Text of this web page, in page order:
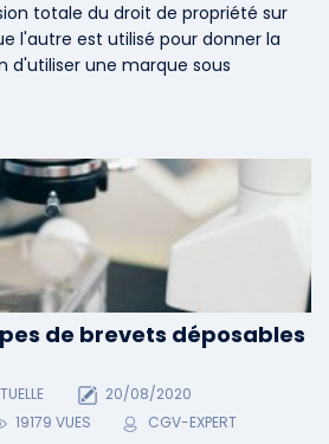
de brevets déposables
20/08/2020
19179 VUES CGV-EXPERT
totale du droit de propriété sur
l'autre est utilisé pour donner la
d'utiliser une marque sous